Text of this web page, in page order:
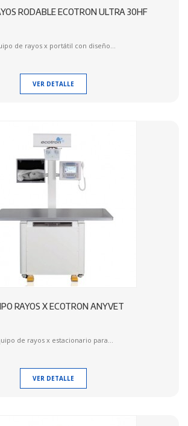
RODABLE ECOTRON ULTRA 30HF
de rayos x portátil con diseño...
VER DETALLE
RAYOS X ECOTRON ANYVET
de rayos x estacionario para...
VER DETALLE